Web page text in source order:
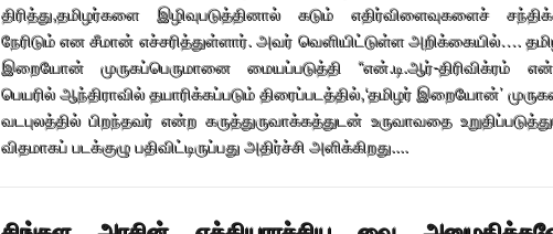
திரித்து,தமிழர்களை இழிவுபடுத்தினால் கடும் எதிர்விளைவுகளைச்
நேரிடும் என சீமான் எச்சரித்துள்ளார். அவர் வெளியிட்டுள்ள அறிக்கையில்….
இறையோன் முருகப்பெருமானை மையப்படுத்தி “என்.டி.ஆர்-திரிவிக்ரம்
பெயரில் ஆந்திராவில் தயாரிக்கப்படும் திரைப்படத்தில்,‘தமிழர் இறையோன்’
வடபுலத்தில் பிறந்தவர் என்ற கருத்துருவாக்கத்துடன் உருவாவதை
விதமாகப் படக்குழு பதிவிட்டிருப்பது அதிர்ச்சி அளிக்கிறது....